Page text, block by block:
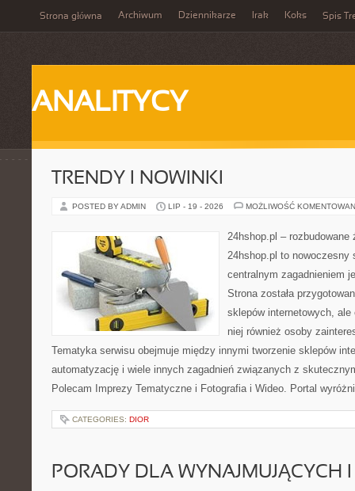
Strona główna Archiwum Dziennikarze Irak Koks Spis
ANALITYCY
TRENDY I NOWINKI
POSTED BY ADMIN LIP - 19 - 2026 MOŻLIWOŚĆ
24hshop.pl – rozbudowane
24hshop.pl to nowoczesny
centralnym zagadnieniem
Strona została
sklepów internetowych, ale
niej również osoby
Tematyka serwisu obejmuje między innymi tworzenie sklepów
automatyzację i wiele innych zagadnień związanych z
Polecam Imprezy Tematyczne i Fotografia i Wideo. Portal
CATEGORIES: DIOR
PORADY DLA WYNAJMUJĄCYCH